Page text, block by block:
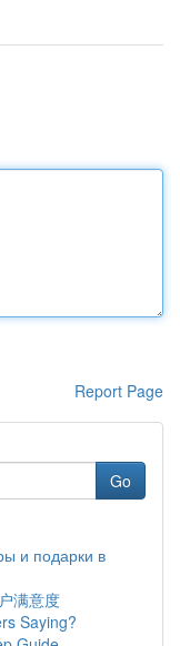
Report Page
Go
и подарки в
满意度
Saying?